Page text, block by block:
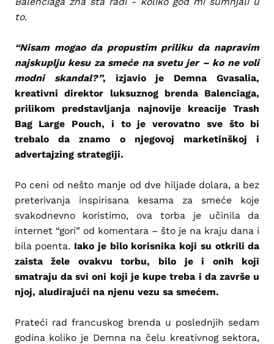
to.
“Nisam mogao da propustim priliku da napravim
najskuplju kesu za smeće na svetu jer – ko ne voli
modni skandal?”, izjavio je Demna Gvasalia,
kreativni direktor luksuznog brenda Balenciaga,
prilikom predstavljanja najnovije kreacije Trash
Bag Large Pouch, i to je verovatno sve što bi
trebalo da znamo o njegovoj marketinškoj i
advertajzing strategiji.
Po ceni od nešto manje od dve hiljade dolara, a bez
preterivanja inspirisana kesama za smeće koje
svakodnevno koristimo, ova torba je učinila da
internet “gori” od komentara – što je na kraju dana i
bila poenta. Iako je bilo korisnika koji su otkrili da
zaista žele ovakvu torbu, bilo je i onih koji
smatraju da svi oni koji je kupe treba i da završe u
njoj, aludirajući na njenu vezu sa smećem.
Prateći rad francuskog brenda u poslednjih sedam
godina koliko je Demna na čelu kreativnog sektora,